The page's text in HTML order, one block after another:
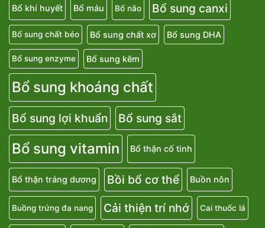
Bổ khí huyết Bổ máu Bổ não Bổ sung canxi
Bổ sung chất béo Bổ sung chất xơ Bổ sung DHA
Bổ sung enzyme Bổ sung kẽm
Bổ sung khoáng chất
Bổ sung lợi khuẩn Bổ sung sắt
Bổ sung vitamin Bổ thận cố tinh
Bổ thận tráng dương Bồi bổ cơ thể Buồn nôn
Buồng trứng đa nang Cải thiện trí nhớ Cai thuốc lá